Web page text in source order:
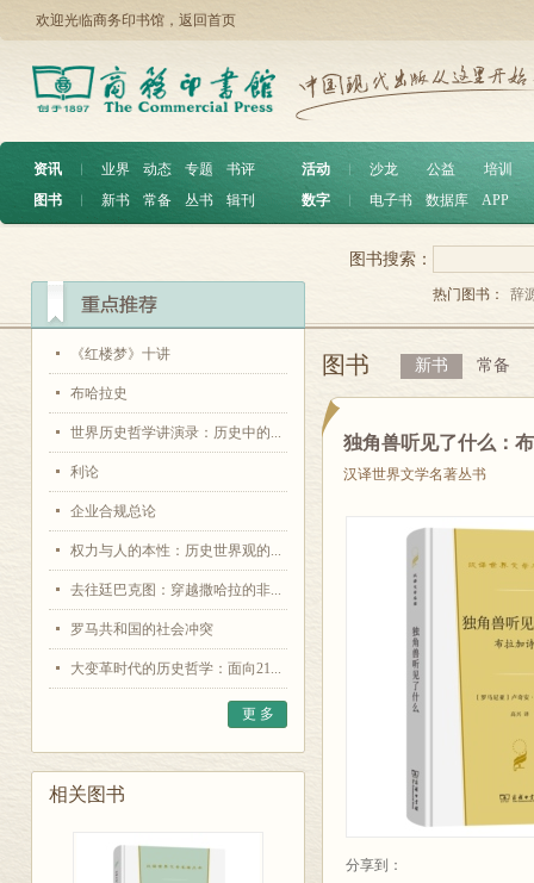
欢迎光临商务印书馆， 返回首页
资讯 ︱ 业界 动态 专题
书评
图书
︱ 新书 常备 丛书 辑刊
活动 沙龙 公益
培训
数字
电子书 数据库 APP
《红楼梦》十讲
布哈拉史
世界历史哲学讲演录：历史中的...
利论
企业合规总论
权力与人的本性：历史世界观的...
去往廷巴克图：穿越撒哈拉的非...
罗马共和国的社会冲突
大变革时代的历史哲学：面向21...
更 多
相关图书
图书搜索：
热门图书： 辞
图书 新书 常备
独角兽听见了什么：
汉译世界文学名著丛书
分享到：